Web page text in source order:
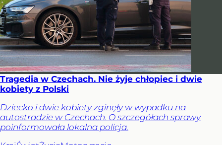
Tragedia w Czechach. Nie żyje chłopiec i dwie
kobiety z Polski
Dziecko i dwie kobiety zginęły w wypadku na
autostradzie w Czechach. O szczegółach sprawy
poinformowała lokalna policja.